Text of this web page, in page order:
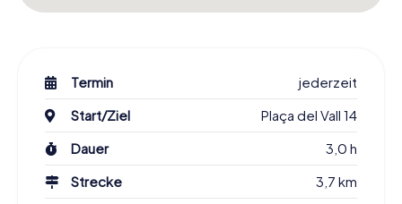
Termin
jederzeit
Start/Ziel
Plaça del Vall 14
Dauer
3,0 h
Strecke
3,7 km